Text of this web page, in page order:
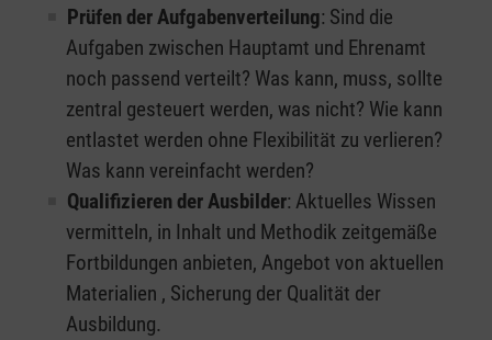
Prüfen der Aufgabenverteilung: Sind die
Aufgaben zwischen Hauptamt und Ehrenamt
noch passend verteilt? Was kann, muss, sollte
zentral gesteuert werden, was nicht? Wie kann
entlastet werden ohne Flexibilität zu verlieren?
Was kann vereinfacht werden?
Qualifizieren der Ausbilder: Aktuelles Wissen
vermitteln, in Inhalt und Methodik zeitgemäße
Fortbildungen anbieten, Angebot von aktuellen
Materialien , Sicherung der Qualität der
Ausbildung.